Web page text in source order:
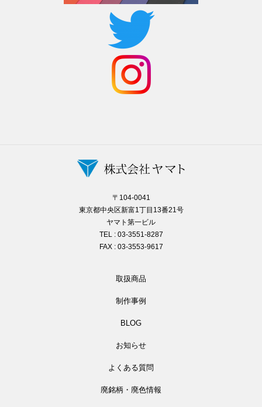
〒104-0041
東京都中央区新富1丁目13番21号
ヤマト第一ビル
TEL : 03-3551-8287
FAX : 03-3553-9617
取扱商品
制作事例
BLOG
お知らせ
よくある質問
廃銘柄・廃色情報